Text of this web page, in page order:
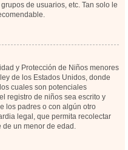
de usuarios, etc. Tan solo le
y Protección de Niños menores
de los Estados Unidos, donde
cuales son potenciales
registro de niños sea escrito y
los padres o con algún otro
legal, que permita recolectar
un menor de edad.